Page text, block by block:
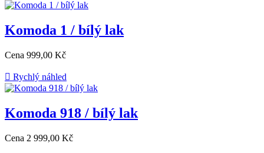
Komoda 1 / bílý lak
Cena 999,00 Kč
 Rychlý náhled
Komoda 918 / bílý lak
Cena 2 999,00 Kč